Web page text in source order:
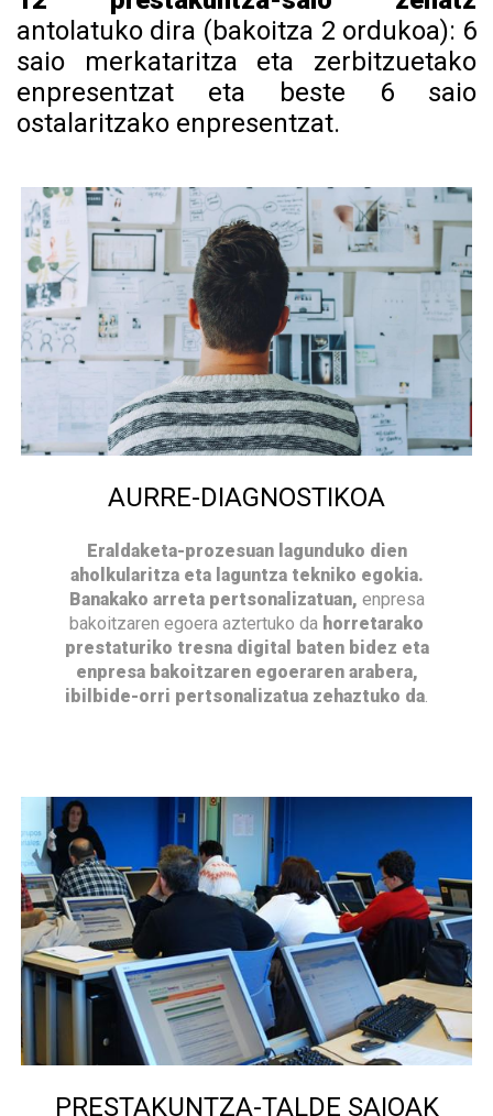
antolatuko dira (bakoitza 2 ordukoa): 6
saio merkataritza eta zerbitzuetako
enpresentzat eta beste 6 saio
ostalaritzako enpresentzat.
AURRE-DIAGNOSTIKOA
Eraldaketa-prozesuan lagunduko dien
aholkularitza eta laguntza tekniko egokia.
Banakako arreta pertsonalizatuan, enpresa
bakoitzaren egoera aztertuko da horretarako
prestaturiko tresna digital baten bidez eta
enpresa bakoitzaren egoeraren arabera,
ibilbide-orri pertsonalizatua zehaztuko da
PRESTAKUNTZA-TALDE SAIOAK